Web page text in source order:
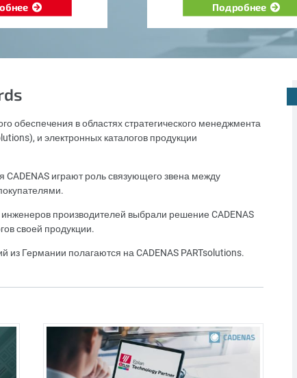
Подробнее
обеспечения в областях стратегического менеджмента
и электронных каталогов продукции
играют роль связующего звена между
производителей выбрали решение CADENAS
своей продукции.
из Германии полагаются на CADENAS PARTsolutions.